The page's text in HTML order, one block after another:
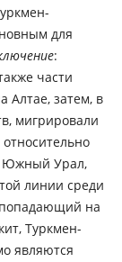
для
:
части
Алтае, затем, в
мигрировали
Южный Урал,
линии среди
попадающий на
Туркмен-
являются